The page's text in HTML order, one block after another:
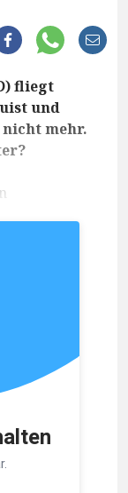
fliegt
und
nicht mehr.